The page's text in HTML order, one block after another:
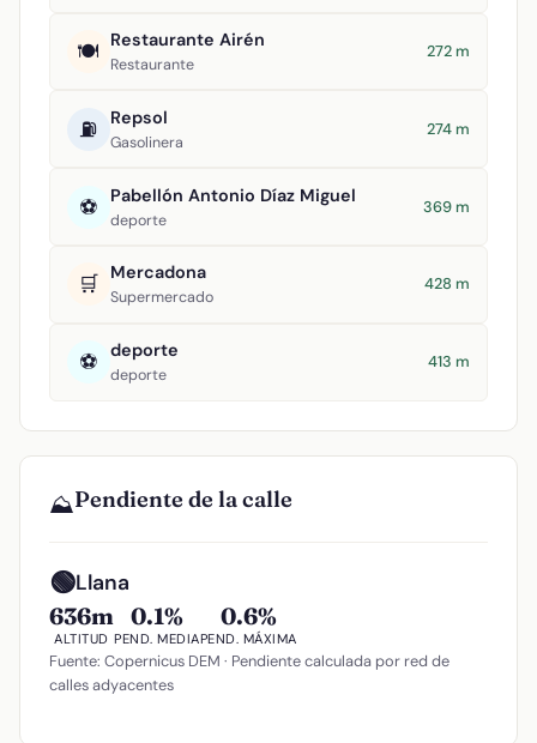
🍽️ Restaurante Airén
Restaurante
272 m
⛽ Repsol
Gasolinera
274 m
⚽ Pabellón Antonio Díaz Miguel
deporte
369 m
🛒 Mercadona
Supermercado
428 m
⚽ deporte
deporte
413 m
⛰️Pendiente de la calle
🟢Llana
636m
ALTITUD
0.1%
PEND. MEDIA
0.6%
PEND. MÁXIMA
Fuente: Copernicus DEM · Pendiente calculada por red de
calles adyacentes